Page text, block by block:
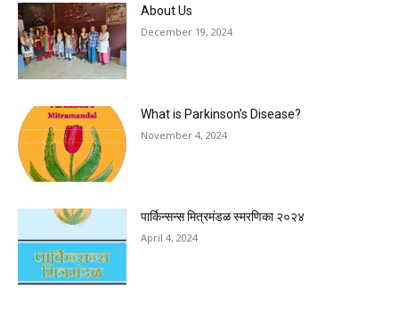
About Us
December 19, 2024
What is Parkinson’s Disease?
November 4, 2024
पार्किन्सन्स मित्रमंडळ स्मरणिका २०२४
April 4, 2024